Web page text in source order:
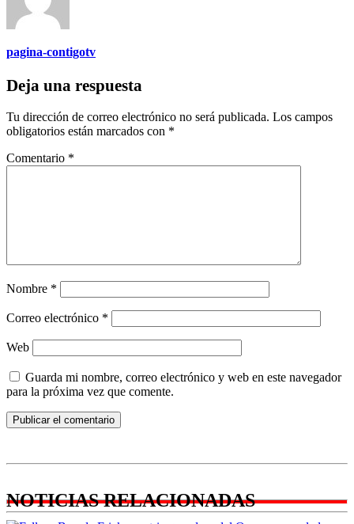
pagina-contigotv
Deja una respuesta
Tu dirección de correo electrónico no será publicada. Los campos
obligatorios están marcados con *
Comentario *
Nombre *
Correo electrónico *
Web
Guarda mi nombre, correo electrónico y web en este navegador
para la próxima vez que comente.
NOTICIAS RELACIONADAS